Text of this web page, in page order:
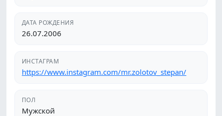
ДАТА РОЖДЕНИЯ
26.07.2006
ИНСТАГРАМ
https://www.instagram.com/mr.zolotov_stepan/
ПОЛ
Мужской